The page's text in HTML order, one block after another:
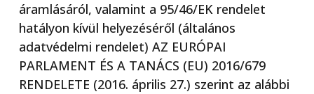
áramlásáról, valamint a 95/46/EK rendelet
hatályon kívül helyezéséről (általános
adatvédelmi rendelet) AZ EURÓPAI
PARLAMENT ÉS A TANÁCS (EU) 2016/679
RENDELETE (2016. április 27.) szerint az alábbi